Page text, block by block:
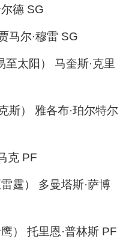
德 SG
马尔·穆雷 SG
太阳） 马奎斯·克里
斯） 雅各布·珀尔特尔
克 PF
霆） 多曼塔斯·萨博
） 托里恩·普林斯 PF